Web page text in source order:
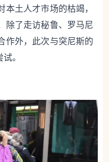
土人才市场的枯竭，
除了走访秘鲁、罗马尼
作外，此次与突尼斯的
。